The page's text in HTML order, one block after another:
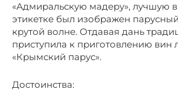
«Адмиральскую мадеру», лучшую в
этикетке был изображен
крутой волне. Отдавая дань
приступила к приготовлению вин
«Крымский парус».
Достоинства: